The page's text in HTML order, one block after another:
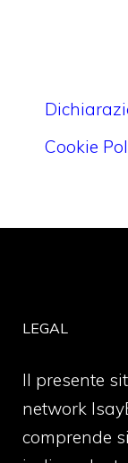
Cookie
LEGAL
Il presente
network
comprende